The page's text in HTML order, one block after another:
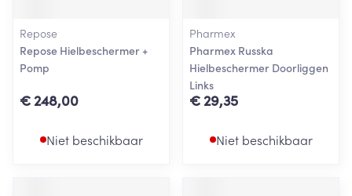
Repose
Repose Hielbeschermer +
Pomp
€ 248,00
Niet beschikbaar
Pharmex
Pharmex Russka
Hielbeschermer Doorliggen
Links
€ 29,35
Niet beschikbaar